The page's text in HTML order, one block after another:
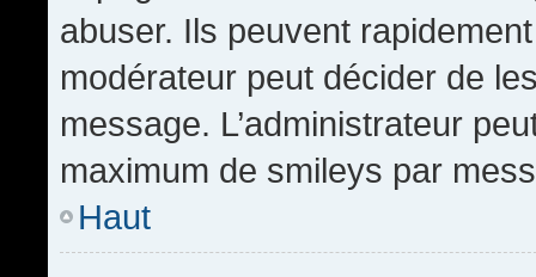
abuser. Ils peuvent
modérateur peut décider de
message. L’administrateur
maximum de smileys par
Haut